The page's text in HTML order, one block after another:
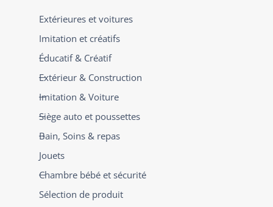
Extérieures et voitures
Imitation et créatifs
Éducatif & Créatif
Extérieur & Construction
Imitation & Voiture
Siège auto et poussettes
Bain, Soins & repas
Jouets
Chambre bébé et sécurité
Sélection de produit